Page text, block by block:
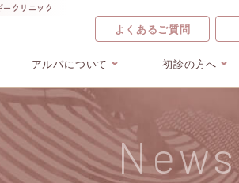
クリニック
よくあるご質問
アルバについて 初診の方へ
News